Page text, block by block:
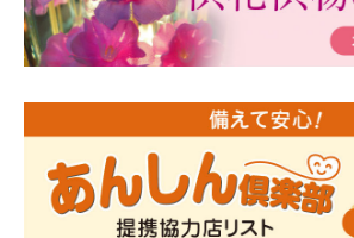
2024/01/19令和6年能登半島地震
告
人形供養 寄付のご報告
2023/12/16終活なるほど教室＠小
ス®上鶴間 エンディングノートを
2023/11/29 永田屋創業110周年